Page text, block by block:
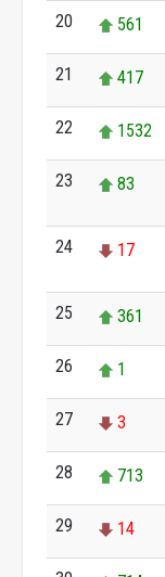
20 561
21 417
22 1532
23 83
24 17
25 361
26 1
27 3
28 713
29 14